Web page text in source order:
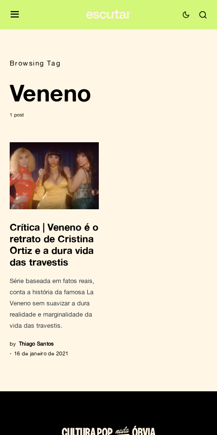
Browsing Tag
Veneno
1 post
Crítica | Veneno é o
retrato de Cristina
Ortiz e a dura vida
das travestis
Série baseada em fatos reais,
conta a história da famosa La
Veneno sem suavizar a dura
realidade e marginalidade da
vida das travestis.
by Thiago Santos
16 de janeiro de 2021